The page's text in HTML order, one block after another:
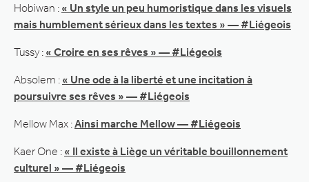
Hobiwan : « Un style un peu humoristique dans les visuels
mais humblement sérieux dans les textes » — #Liégeois
Tussy : « Croire en ses rêves » — #Liégeois
Absolem : « Une ode à la liberté et une incitation à
poursuivre ses rêves » — #Liégeois
Mellow Max :Ainsi marche Mellow — #Liégeois
Kaer One : « Il existe à Liège un véritable bouillonnement
culturel » — #Liégeois